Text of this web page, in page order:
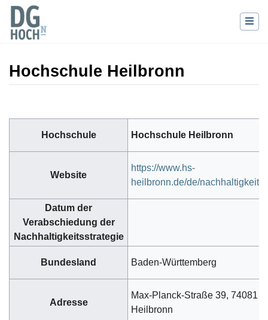
Hochschule Heilbronn
Hochschule Hochschule Heilbronn
Website
https://www.hs-
heilbronn.de/de/nachhaltigkeit
Datum der
Verabschiedung der
Nachhaltigkeitsstrategie
Bundesland Baden-Württemberg
Adresse
Max-Planck-Straße 39, 74081
Heilbronn